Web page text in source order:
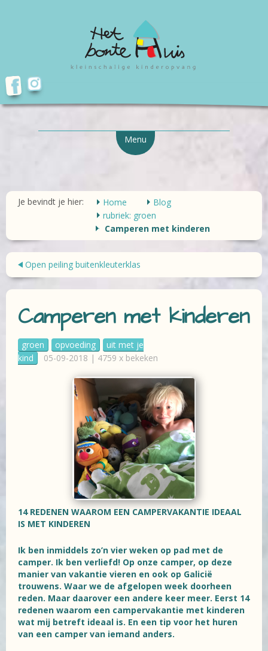
Menu
Je bevindt je hier: Home
Blog
rubriek: groen
Camperen met kinderen
Open peiling buitenkleuterklas
Camperen met kinderen
groen opvoeding
uit met je
kind
05-09-2018 | 4759 x bekeken
14 REDENEN WAAROM EEN CAMPERVAKANTIE IDEAAL
IS MET KINDEREN
Ik ben inmiddels zo’n vier weken op pad met de
camper. Ik ben verliefd! Op onze camper, op deze
manier van vakantie vieren en ook op Galicië
trouwens. Waar we de afgelopen week doorheen
reden. Maar daarover een andere keer meer. Eerst 14
redenen waarom een campervakantie met kinderen
wat mij betreft ideaal is. En een tip voor het huren
van een camper van iemand anders.